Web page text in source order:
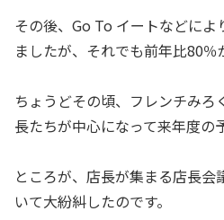
その後、Go To イートなどによ
ましたが、それでも前年比80％
ちょうどその頃、フレンチみろ
長たちが中心になって来年度の
ところが、店長が集まる店長会
いて大紛糾したのです。